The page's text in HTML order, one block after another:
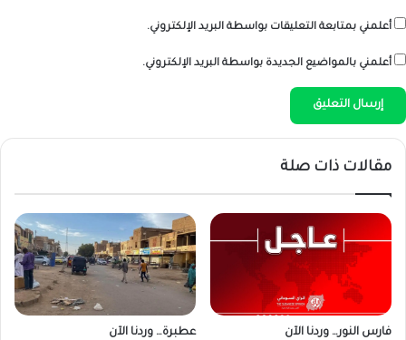
أعلمني بمتابعة التعليقات بواسطة البريد الإلكتروني.
أعلمني بالمواضيع الجديدة بواسطة البريد الإلكتروني.
مقالات ذات صلة
فارس النور… وردنا الآن عطبرة… وردنا الآن